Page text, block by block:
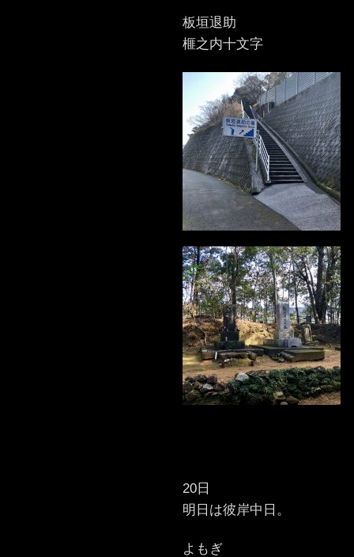
板垣退助
榧之内十文字
20日
明日は彼岸中日。
よもぎ